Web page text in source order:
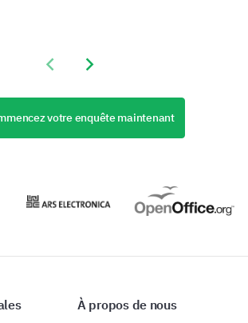
Previous slide
Next slide
votre enquête maintenant
À propos de nous